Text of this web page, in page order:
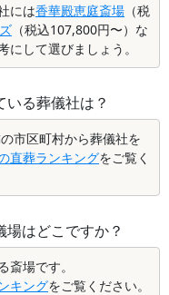
には香華殿恵庭斎場 （税
（税込107,800円〜）な
して選びましょう。
る葬儀社は？
市区町村から葬儀社を
直葬ランキングをご覧く
はどこですか？
斎場です。
キングをご覧ください。